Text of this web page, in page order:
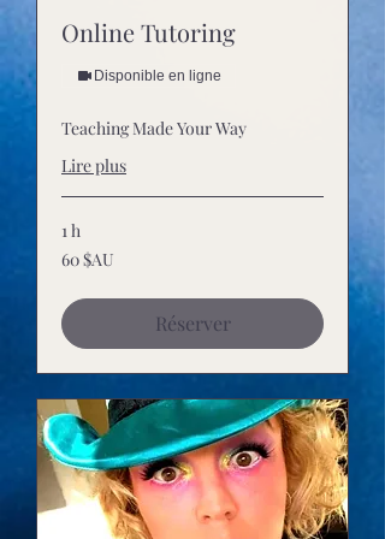
Online Tutoring
Disponible en ligne
Teaching Made Your Way
Lire plus
1 h
60
dollars
60 $AU
Réserver